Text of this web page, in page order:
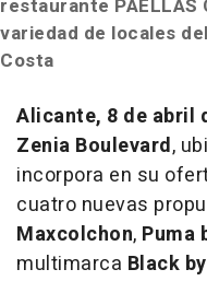
restaurante PAELLAS
variedad de locales
Costa
Alicante, 8 de abril
Zenia Boulevard,
incorpora en su
cuatro nuevas
Maxcolchon, Puma
multimarca Black